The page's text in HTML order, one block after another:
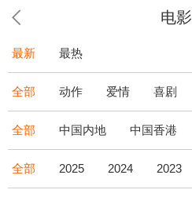
电影
最新 最热
全部 动作 爱情 喜剧
全部 中国内地 中国香港
全部 2025 2024 2023